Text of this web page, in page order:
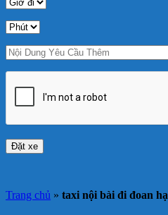
Trang chủ » taxi nội bài đi đoan hạ